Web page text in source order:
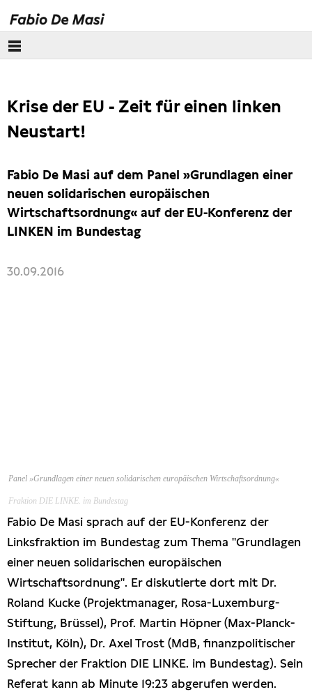
Europäisches Parlament
Presse
Krise der EU - Zeit für einen linken
Neustart!
Fabio De Masi auf dem Panel »Grundlagen einer
neuen solidarischen europäischen
Wirtschaftsordnung« auf der EU-Konferenz der
LINKEN im Bundestag
30.09.2016
Panel »Grundlagen einer neuen solidarischen europäischen Wirtschaftsordnung«
Fraktion DIE LINKE. im Bundestag
Fabio De Masi sprach auf der EU-Konferenz der
Linksfraktion im Bundestag zum Thema "Grundlagen
einer neuen solidarischen europäischen
Wirtschaftsordnung". Er diskutierte dort mit Dr.
Roland Kucke (Projektmanager, Rosa-Luxemburg-
Stiftung, Brüssel), Prof. Martin Höpner (Max-Planck-
Institut, Köln), Dr. Axel Trost (MdB, finanzpolitischer
Sprecher der Fraktion DIE LINKE. im Bundestag). Sein
Referat kann ab Minute 19:23 abgerufen werden.